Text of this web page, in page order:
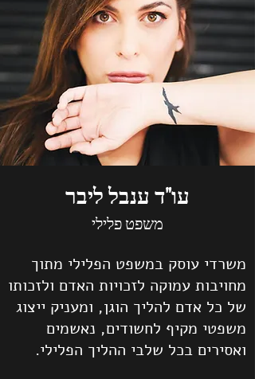
עו"ד ענבל ליבר
משפט פלילי
משרדי עוסק במשפט הפלילי מתוך
מחויבות עמוקה לזכויות האדם ולזכותו
של כל אדם להליך הוגן, ומעניק ייצוג
משפטי מקיף לחשודים, נאשמים
ואסירים בכל שלבי ההליך הפלילי.